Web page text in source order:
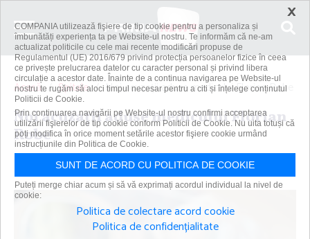
Acasă Spitale Noi acuzaţii aduse medicului Florian Robe
Noi acuzaţii aduse medicului Florian
Robe
Primanews | 9 oct 2022
×
COMPANIA utilizează fişiere de tip cookie pentru a personaliza și
îmbunătăți experiența ta pe Website-ul nostru. Te informăm că ne-am
actualizat politicile cu cele mai recente modificări propuse de
Regulamentul (UE) 2016/679 privind protecția persoanelor fizice în ceea
ce privește prelucrarea datelor cu caracter personal și privind libera
circulație a acestor date. Înainte de a continua navigarea pe Website-ul
nostru te rugăm să aloci timpul necesar pentru a citi și înțelege conținutul
Politicii de Cookie.
Prin continuarea navigării pe Website-ul nostru confirmi acceptarea
utilizării fişierelor de tip cookie conform Politicii de Cookie. Nu uita totuși că
poți modifica în orice moment setările acestor fişiere cookie urmând
instrucțiunile din Politica de Cookie.
SUNT DE ACORD CU POLITICA DE COOKIE
Puteți merge chiar acum și să vă exprimați acordul individual la nivel de
cookie:
Politica de colectare acord cookie
Politica de confidențialitate